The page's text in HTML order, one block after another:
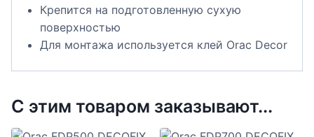
Крепится на подготовленную сухую
поверхностью
Для монтажа используется клей Orac Decor
С этим товаром заказывают...